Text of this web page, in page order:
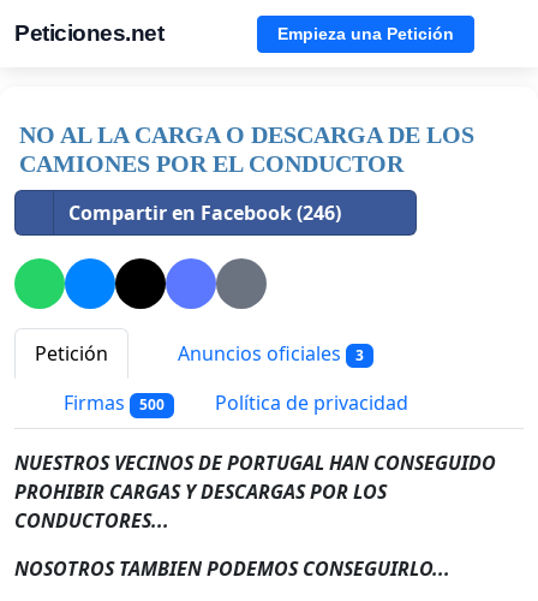
Peticiones.net Empieza una Petición
NO AL LA CARGA O DESCARGA DE LOS
CAMIONES POR EL CONDUCTOR
Compartir en Facebook (246)
Petición Anuncios oficiales 3
Firmas 500 Política de privacidad
NUESTROS VECINOS DE PORTUGAL HAN CONSEGUIDO
PROHIBIR CARGAS Y DESCARGAS POR LOS
CONDUCTORES...
NOSOTROS TAMBIEN PODEMOS CONSEGUIRLO...